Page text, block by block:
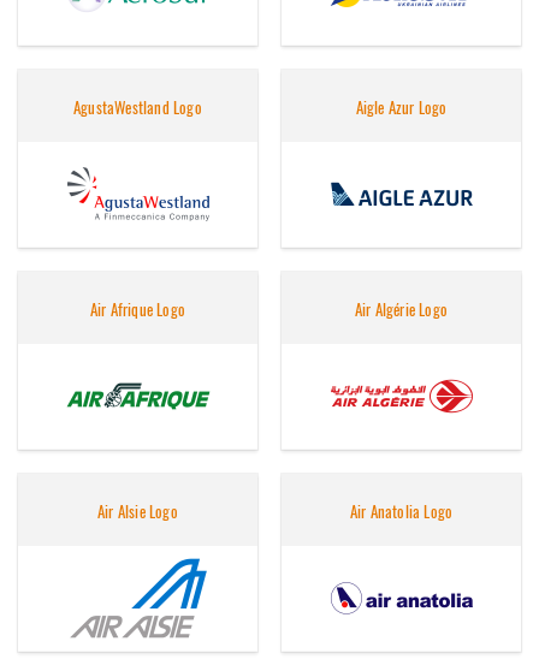
AgustaWestland Logo Aigle Azur Logo
Air Afrique Logo Air Algérie Logo
Air Alsie Logo Air Anatolia Logo